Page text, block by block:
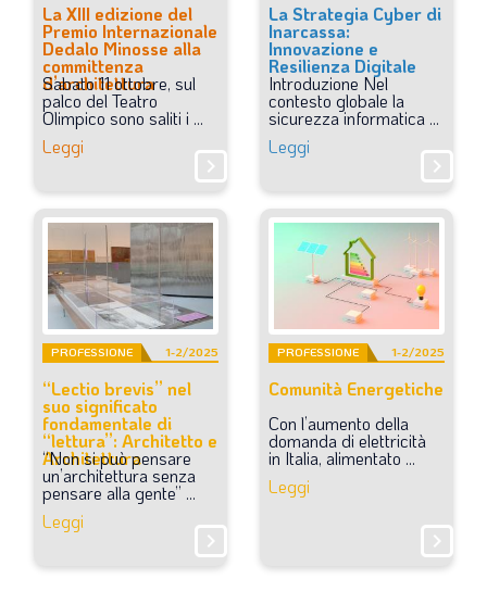
La XIII edizione del
Premio Internazionale
Dedalo Minosse alla
committenza
d’architettura
Sabato 11ottobre, sul
palco del Teatro
Olimpico sono saliti i ...
Leggi
chevron_right
La Strategia Cyber di
Inarcassa:
Innovazione e
Resilienza Digitale
Introduzione Nel
contesto globale la
sicurezza informatica ...
Leggi
chevron_right
PROFESSIONE 1-2/2025
“Lectio brevis” nel
suo significato
fondamentale di
“lettura”: Architetto e
Architettura
“Nonsipuòpensare
un’architettura senza
pensare alla gente” ...
Leggi
chevron_right
PROFESSIONE 1-2/2025
Comunità Energetiche
Con l’aumento della
domanda di elettricità
in Italia, alimentato ...
Leggi
chevron_right